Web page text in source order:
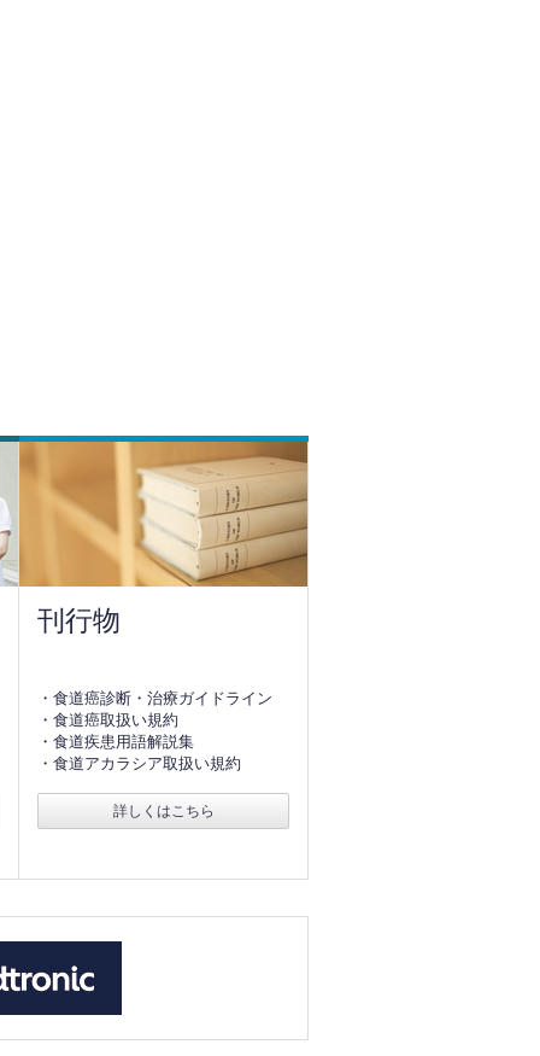
刊行物
・食道癌診断・治療ガイドライン
・食道癌取扱い規約
・食道疾患用語解説集
・食道アカラシア取扱い規約
詳しくはこちら